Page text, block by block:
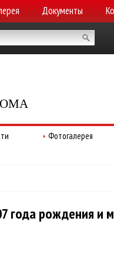
Документы
Фотогалерея
года рождения и